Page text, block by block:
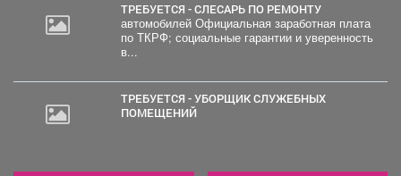
ТРЕБУЕТСЯ - СЛЕСАРЬ ПО РЕМОНТУ
автомобилей Официальная заработная плата
по ТКРФ; социальные гарантии и уверенность
в...
ТРЕБУЕТСЯ - УБОРЩИК СЛУЖЕБНЫХ
ПОМЕЩЕНИЙ